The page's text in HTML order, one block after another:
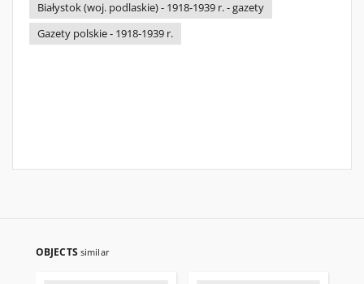
Białystok (woj. podlaskie) - 1918-1939 r. - gazety
Gazety polskie - 1918-1939 r.
OBJECTS similar